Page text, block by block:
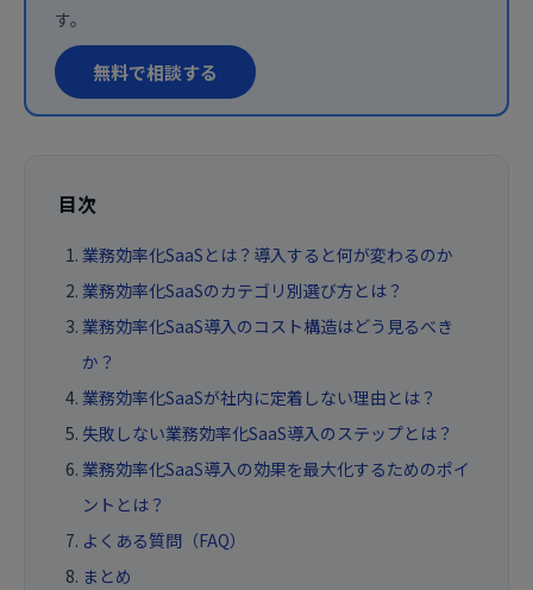
す。
無料で相談する
目次
業務効率化SaaSとは？導入すると何が変わるのか
業務効率化SaaSのカテゴリ別選び方とは？
業務効率化SaaS導入のコスト構造はどう見るべき
か？
業務効率化SaaSが社内に定着しない理由とは？
失敗しない業務効率化SaaS導入のステップとは？
業務効率化SaaS導入の効果を最大化するためのポイ
ントとは？
よくある質問（FAQ）
まとめ